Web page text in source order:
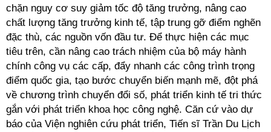
chặn nguy cơ suy giảm tốc độ tăng trưởng, nâng cao
chất lượng tăng trưởng kinh tế, tập trung gỡ điểm nghẽn
đặc thù, các nguồn vốn đầu tư. Để thực hiện các mục
tiêu trên, cần nâng cao trách nhiệm của bộ máy hành
chính công vụ các cấp, đẩy nhanh các công trình trọng
điểm quốc gia, tạo bước chuyển biến mạnh mẽ, đột phá
về chương trình chuyển đổi số, phát triển kinh tế tri thức
gắn với phát triển khoa học công nghệ. Căn cứ vào dự
báo của Viện nghiên cứu phát triển, Tiến sĩ Trần Du Lịch